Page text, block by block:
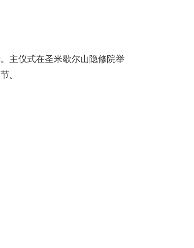
主仪式在圣米歇尔山隐修院举
。